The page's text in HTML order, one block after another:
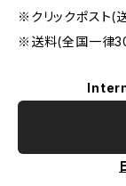
※クリックポスト(
※送料(全国一律